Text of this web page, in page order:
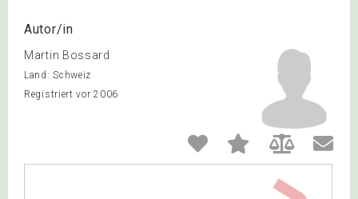
Autor/in
Martin Bossard
Land: Schweiz
Registriert vor 2006